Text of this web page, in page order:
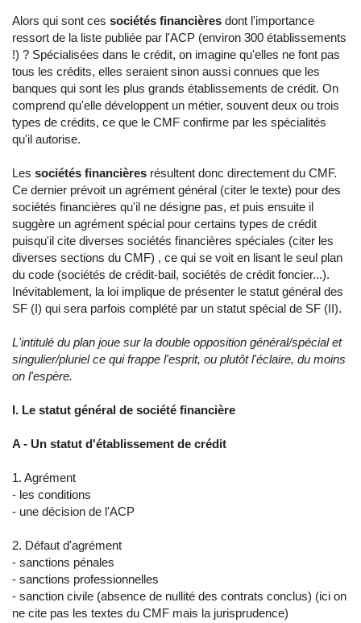
Alors qui sont ces sociétés financières dont l'importance
ressort de la liste publiée par l'ACP (environ 300 établissements
!) ? Spécialisées dans le crédit, on imagine qu'elles ne font pas
tous les crédits, elles seraient sinon aussi connues que les
banques qui sont les plus grands établissements de crédit. On
comprend qu'elle développent un métier, souvent deux ou trois
types de crédits, ce que le CMF confirme par les spécialités
qu'il autorise.
Les sociétés financières résultent donc directement du CMF.
Ce dernier prévoit un agrément général (citer le texte) pour des
sociétés financières qu'il ne désigne pas, et puis ensuite il
suggère un agrément spécial pour certains types de crédit
puisqu'il cite diverses sociétés financières spéciales (citer les
diverses sections du CMF) , ce qui se voit en lisant le seul plan
du code (sociétés de crédit-bail, sociétés de crédit foncier...).
Inévitablement, la loi implique de présenter le statut général des
SF (I) qui sera parfois complété par un statut spécial de SF (II).
L'intitulé du plan joue sur la double opposition général/spécial et
singulier/pluriel ce qui frappe l'esprit, ou plutôt l'éclaire, du moins
on l'espère.
I. Le statut général de société financière
A - Un statut d'établissement de crédit
1. Agrément
- les conditions
- une décision de l'ACP
2. Défaut d'agrément
- sanctions pénales
- sanctions professionnelles
- sanction civile (absence de nullité des contrats conclus) (ici on
ne cite pas les textes du CMF mais la jurisprudence)